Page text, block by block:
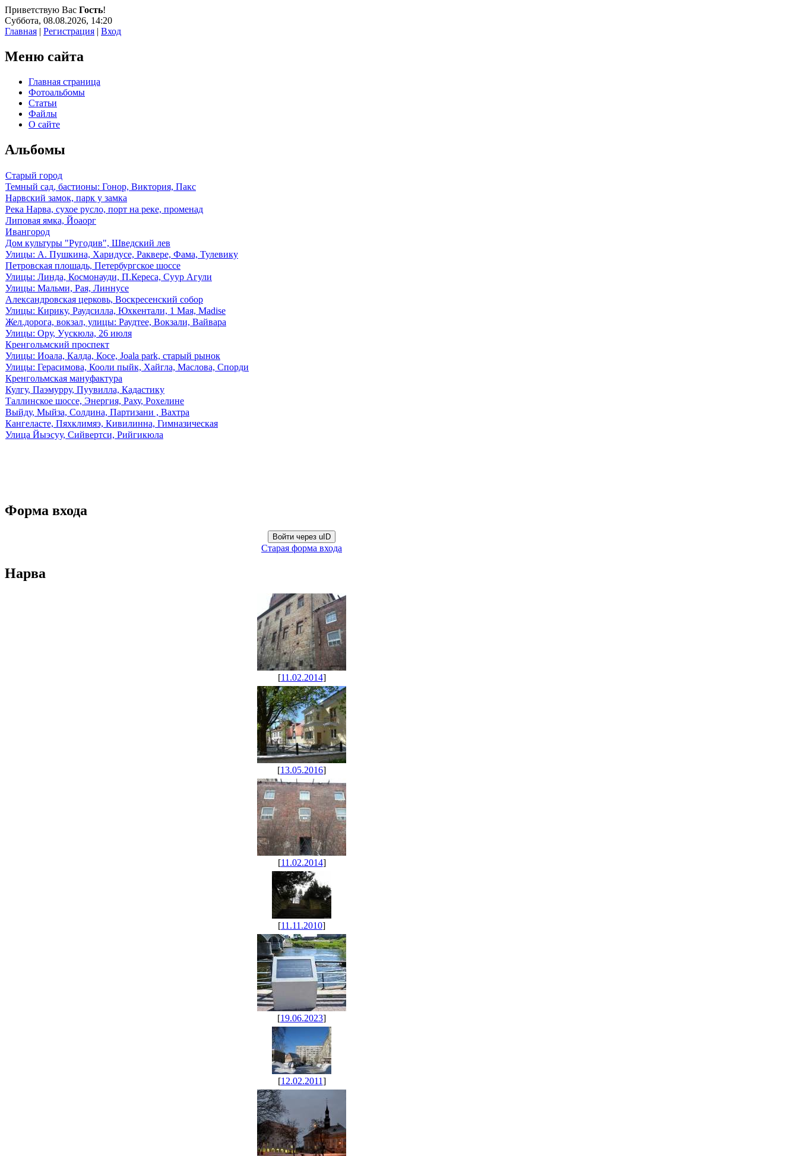
Приветствую Вас Гость!
Суббота, 08.08.2026, 14:20
Главная | Регистрация | Вход
Меню сайта
Главная страница
Фотоальбомы
Статьи
Файлы
О сайте
Альбомы
Старый город
Темный сад, бастионы: Гонор, Виктория, Пакс
Нарвский замок, парк у замка
Река Нарва, сухое русло, порт на реке, променад
Липовая ямка, Йоаорг
Ивангород
Дом культуры "Ругодив", Шведский лев
Улицы: А. Пушкина, Харидусе, Раквере, Фама, Тулевику
Петровская плошадь, Петербургское шоссе
Улицы: Линда, Космонауди, П.Кереса, Суур Агули
Улицы: Мальми, Рая, Линнусе
Александровская церковь, Воскресенский собор
Улицы: Кирику, Раудсилла, Юхкентали, 1 Мая, Madise
Жел.дорога, вокзал, улицы: Раудтее, Вокзали, Вайвара
Улицы: Ору, Уускюла, 26 июля
Кренгольмский проспект
Улицы: Иоала, Калда, Косе, Joala park, старый рынок
Улицы: Герасимова, Кооли пыйк, Хайгла, Маслова, Спорди
Кренгольмская мануфактура
Кулгу, Паэмурру, Пуувилла, Кадастику
Таллинское шоссе, Энергия, Раху, Рохелине
Выйду, Мыйза, Солдина, Партизани , Вахтра
Кангеласте, Пяхклимяэ, Кивилинна, Гимназическая
Улица Йыэсуу, Сийвертси, Рийгикюла
Форма входа
Войти через uID
Старая форма входа
Нарва
[11.02.2014]
[13.05.2016]
[11.02.2014]
[11.11.2010]
[19.06.2023]
[12.02.2011]